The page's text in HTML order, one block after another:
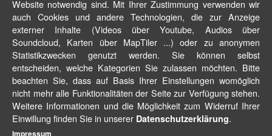
Website notwendig sind. Mit Ihrer Zustimmung verwenden wir
auch Cookies und andere Technologien, die zur Anzeige
externer Inhalte (Videos über Youtube, Audios über
Soundcloud, Karten über MapTiler ...) oder zu anonymen
Statistikzwecken genutzt werden. Sie können selbst
entscheiden, welche Kategorien Sie zulassen möchten. Bitte
beachten Sie, dass auf Basis Ihrer Einstellungen womöglich
nicht mehr alle Funktionalitäten der Seite zur Verfügung stehen.
Weitere Informationen und die Möglichkeit zum Widerruf Ihrer
Einwillung finden Sie in unserer Datenschutzerklärung.
Impressum